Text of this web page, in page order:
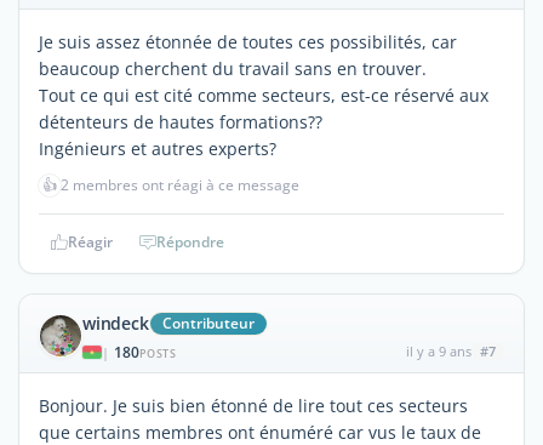
Je suis assez étonnée de toutes ces possibilités, car
beaucoup cherchent du travail sans en trouver.
Tout ce qui est cité comme secteurs, est-ce réservé aux
détenteurs de hautes formations??
Ingénieurs et autres experts?
👍2 membres ont réagi à ce message
Réagir Répondre
windeck Contributeur
| 180POSTS il y a 9 ans #7
Bonjour. Je suis bien étonné de lire tout ces secteurs
que certains membres ont énuméré car vus le taux de